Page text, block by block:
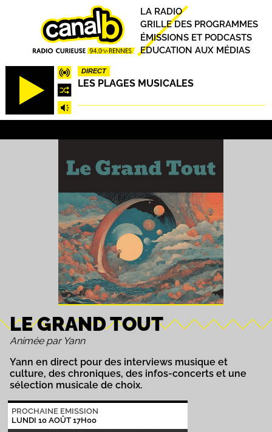
DIRECT
LES PLAGES MUSICALES
Principal
LA RADIO
GRILLE DES PROGRAMMES
ÉMISSIONS ET PODCASTS
EDUCATION AUX MÉDIAS
LE GRAND TOUT
Animée par Yann
Yann en direct pour des interviews musique et
culture, des chroniques, des infos-concerts et une
sélection musicale de choix.
PROCHAINE EMISSION
LUNDI 10 AOÛT 17H00